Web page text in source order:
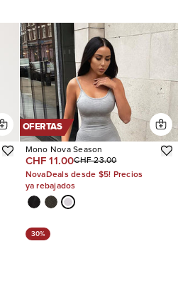
OFERTAS
Mono Nova Season
CHF 11.00CHF 23.00
NovaDeals desde $5! Precios
ya rebajados
30%